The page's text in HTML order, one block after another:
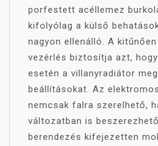
porfestett acéllemez
kifolyólag a külső
nagyon ellenálló. A
vezérlés biztosítja azt,
esetén a villanyradiátor
beállításokat. Az
nemcsak falra szerelhető,
változatban is
berendezés kifejezetten